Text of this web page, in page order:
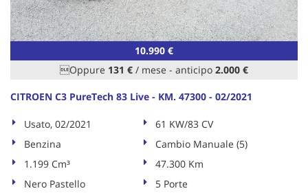
10.990 €
Oppure 131 € / mese - anticipo 2.000 €
CITROEN C3 PureTech 83 Live - KM. 47300 - 02/2021
Usato, 02/2021
61 KW/83 CV
Benzina
Cambio Manuale (5)
1.199 Cm³
47.300 Km
Nero Pastello
5 Porte
Cookie necessari
Cookie delle preferenze
Cookie analitici